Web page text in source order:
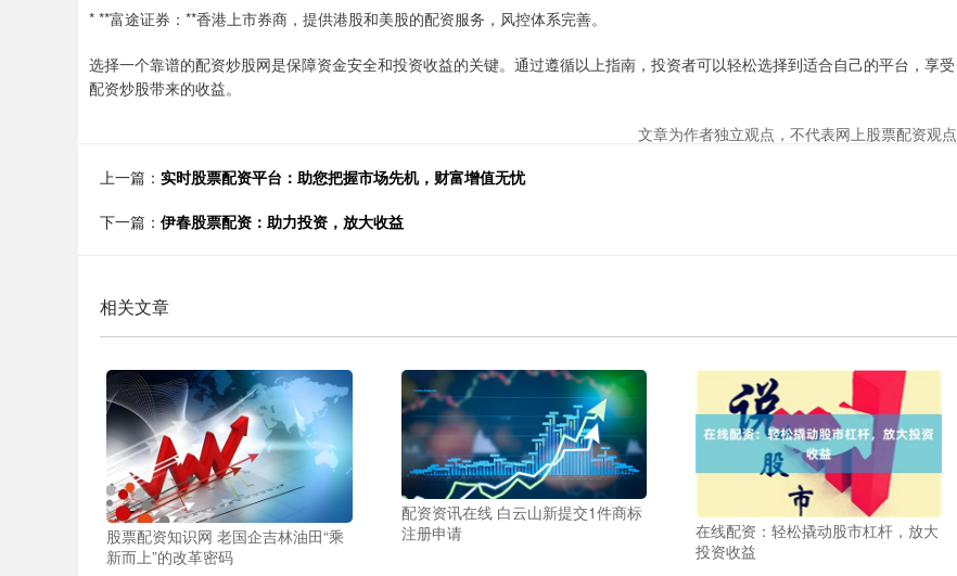
* **富途证券：**香港上市券商，提供港股和美股的配资服务，风控体系完善。
选择一个靠谱的配资炒股网是保障资金安全和投资收益的关键。通过遵循以上指南，投资者可以轻松选择到适合自己的平台，享受
配资炒股带来的收益。
文章为作者独立观点，不代表网上股票配资观点
上一篇： 实时股票配资平台：助您把握市场先机，财富增值无忧
下一篇： 伊春股票配资：助力投资，放大收益
相关文章
股票配资知识网 老国企吉林油田“乘
新而上”的改革密码
配资资讯在线 白云山新提交1件商标
注册申请
在线配资：轻松撬动股市杠杆，放大
投资收益